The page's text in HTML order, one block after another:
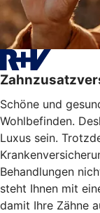
Schöne und
Wohlbefinden.
Luxus sein.
Behandlungen
steht Ihnen mit
damit Ihre Zähne